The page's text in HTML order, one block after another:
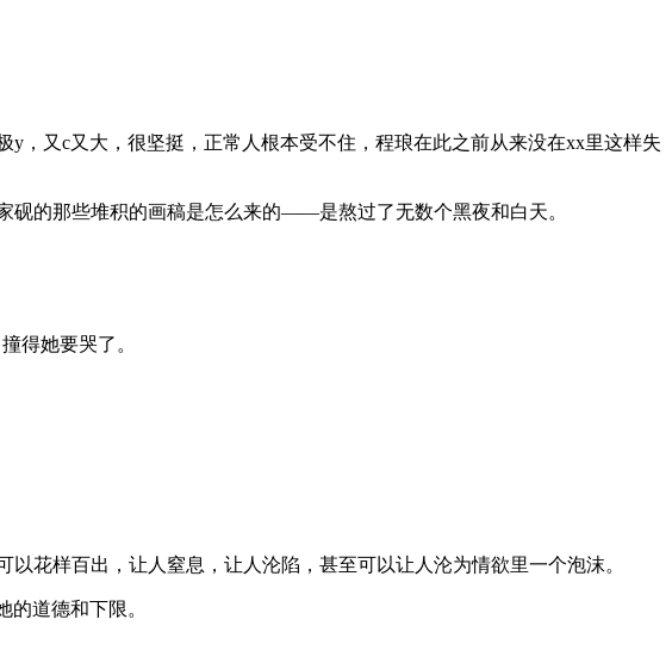
，又c又大，很坚挺，正常人根本受不住，程琅在此之前从来没在xx里这样失
砚的那些堆积的画稿是怎么来的——是熬过了无数个黑夜和白天。
得她要哭了。
花样百出，让人窒息，让人沦陷，甚至可以让人沦为情欲里一个泡沫。
道德和下限。